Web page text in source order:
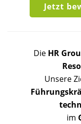
Jetzt
Die HR
Unsere
im